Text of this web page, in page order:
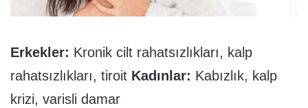
Erkekler: Kronik cilt rahatsızlıkları, kalp
rahatsızlıkları, tiroit Kadınlar: Kabızlık, kalp
krizi, varisli damar